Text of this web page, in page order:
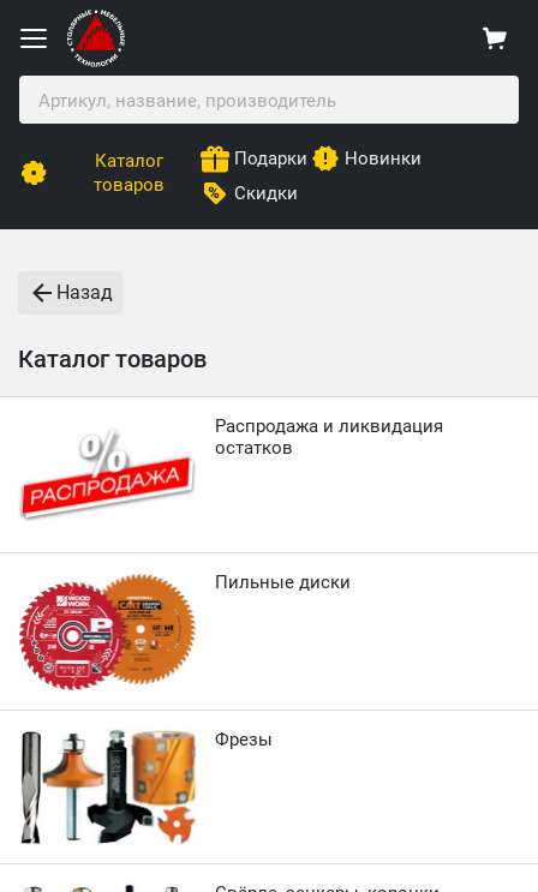
Каталог
товаров
Подарки
Новинки
Скидки
Назад
Каталог товаров
Распродажа и ликвидация
остатков
Пильные диски
Фрезы